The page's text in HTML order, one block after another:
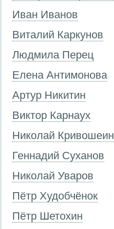
Иван Иванов
Виталий Каркунов
Людмила Перец
Елена Антимонова
Артур Никитин
Виктор Карнаух
Николай Кривошеин
Геннадий Суханов
Николай Уваров
Пётр Худобчёнок
Пётр Шетохин